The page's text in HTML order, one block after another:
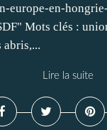
europe-en-
Mots clés :
Lire la suite